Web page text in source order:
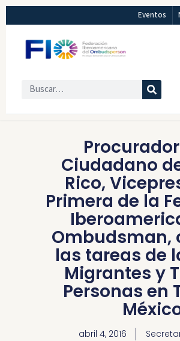
Eventos
Ciudadano
Rico,
Primera de la
Ombudsman,
las tareas de
Migrantes y
Personas en
abril 4, 2016